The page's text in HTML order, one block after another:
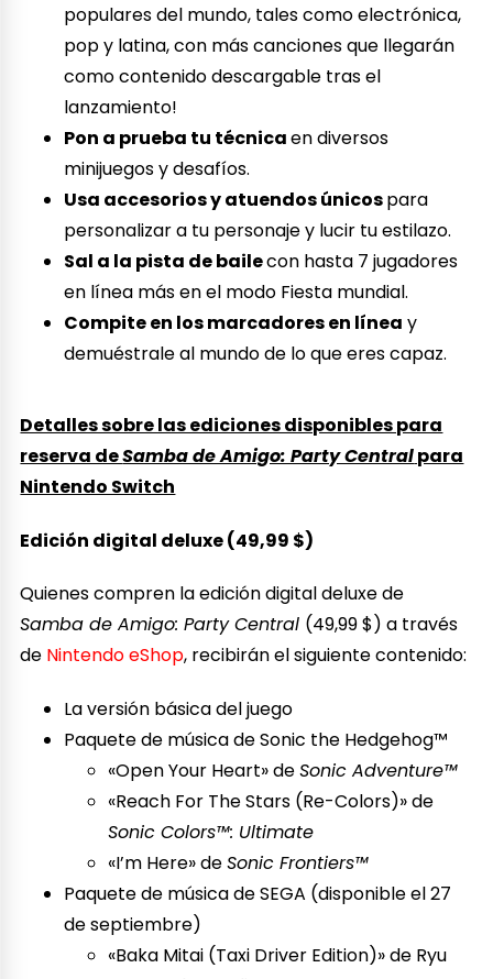
populares del mundo, tales como electrónica,
pop y latina, con más canciones que llegarán
como contenido descargable tras el
lanzamiento!
Pon a prueba tu técnicaen diversos
minijuegos y desafíos.
Usa accesorios y atuendos únicospara
personalizar a tu personaje y lucir tu estilazo.
Sal a la pista de bailecon hasta 7 jugadores
en línea más en el modo Fiesta mundial.
Compite en los marcadores en línea y
demuéstrale al mundo de lo que eres capaz.
Detalles sobre las ediciones disponibles para
reserva deSamba de Amigo: Party Centralpara
Nintendo Switch
Edición digital deluxe (49,99 $)
Quienes compren la edición digital deluxe de
Samba de Amigo: Party Central (49,99 $) a través
de Nintendo eShop, recibirán el siguiente contenido:
La versión básica del juego
Paquete de música de Sonic the Hedgehog™️
«Open Your Heart» deSonic Adventure™
«Reach For The Stars (Re-Colors)» de
Sonic Colors™: Ultimate
«I’m Here» deSonic Frontiers™
Paquete de música de SEGA (disponible el 27
de septiembre)
«Baka Mitai (Taxi Driver Edition)» de Ryu